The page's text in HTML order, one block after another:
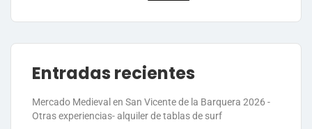
Entradas recientes
Mercado Medieval en San Vicente de la Barquera 2026 -
Otras experiencias- alquiler de tablas de surf